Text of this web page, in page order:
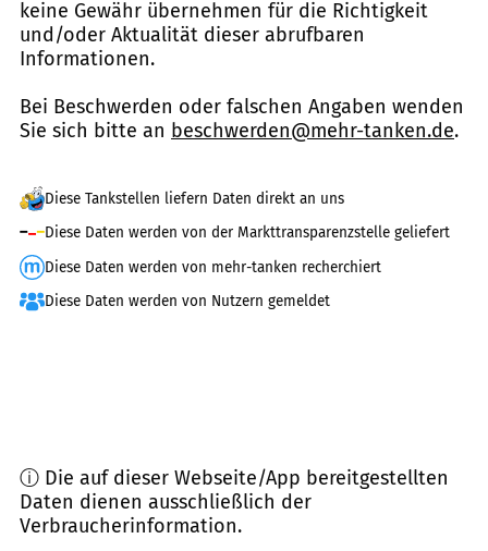
keine Gewähr übernehmen für die Richtigkeit
und/oder Aktualität dieser abrufbaren
Informationen.
Bei Beschwerden oder falschen Angaben wenden
Sie sich bitte an beschwerden@mehr-tanken.de.
Diese Tankstellen liefern Daten direkt an uns
Diese Daten werden von der Markttransparenzstelle geliefert
Diese Daten werden von mehr-tanken recherchiert
Diese Daten werden von Nutzern gemeldet
ⓘ Die auf dieser Webseite/App bereitgestellten
Daten dienen ausschließlich der
Verbraucherinformation.